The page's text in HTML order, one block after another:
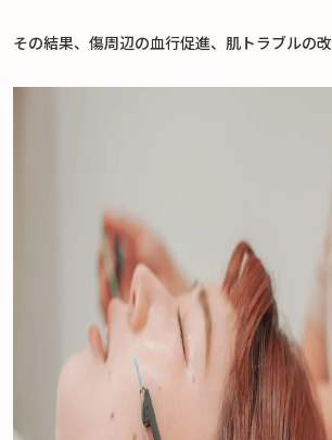
その結果、傷周辺の血行促進、肌トラブルの改